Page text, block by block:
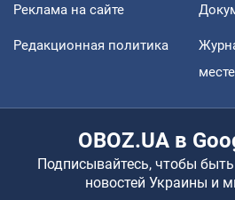
Реклама на сайте
Редакционная политика
OBOZ.UA в
Подписывайтесь, чтобы
новостей Украины и